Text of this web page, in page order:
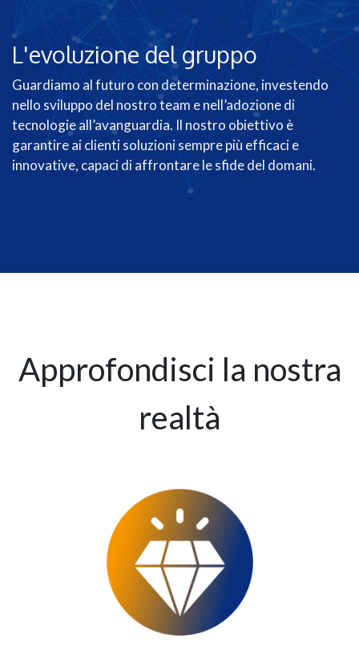
L'evoluzione del gruppo
Guardiamo al futuro con determinazione, investendo
nello sviluppo del nostro team e nell’adozione di
tecnologie all’avanguardia. Il nostro obiettivo è
garantire ai clienti soluzioni sempre più efficaci e
innovative, capaci di affrontare le sfide del domani.
Approfondisci la nostra
realtà